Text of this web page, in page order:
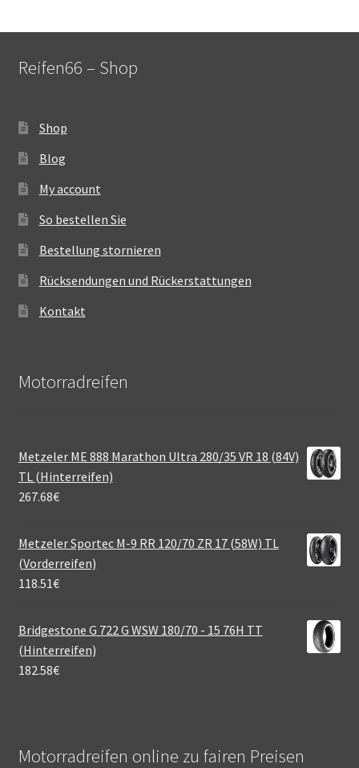
Reifen66 – Shop
Shop
Blog
My account
So bestellen Sie
Bestellung stornieren
Rücksendungen und Rückerstattungen
Kontakt
Motorradreifen
Metzeler ME 888 Marathon Ultra 280/35 VR 18 (84V)
TL (Hinterreifen)
267.68€
Metzeler Sportec M-9 RR 120/70 ZR 17 (58W) TL
(Vorderreifen)
118.51€
Bridgestone G 722 G WSW 180/70 - 15 76H TT
(Hinterreifen)
182.58€
Motorradreifen online zu fairen Preisen